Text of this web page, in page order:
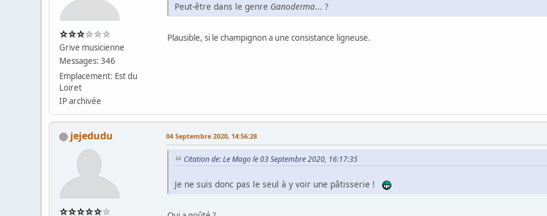
Grive musicienne
Messages: 346
Emplacement: Est du
Loiret
IP archivée
Peut-être dans le genre Ganoderma... ?
Plausible, si le champignon a une consistance ligneuse.
jejedudu 04 Septembre 2020, 14:56:28
Citation de: Le Mago le 03 Septembre 2020, 16:17:35
Je ne suis donc pas le seul à y voir une pâtisserie !